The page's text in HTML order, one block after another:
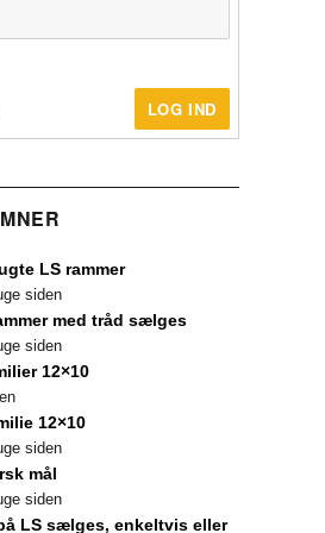
LOG IND
LS rammer
siden
med tråd sælges
siden
12×10
12×10
siden
mål
siden
LS sælges, enkeltvis eller